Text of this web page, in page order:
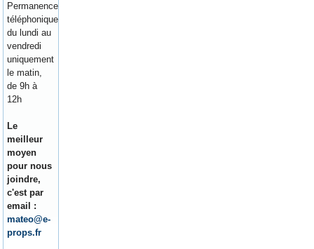
Permanence
téléphonique
du lundi au
vendredi
uniquement
le matin,
de 9h à
12h
Le
meilleur
moyen
pour nous
joindre,
c'est par
email :
mateo@e-
props.fr